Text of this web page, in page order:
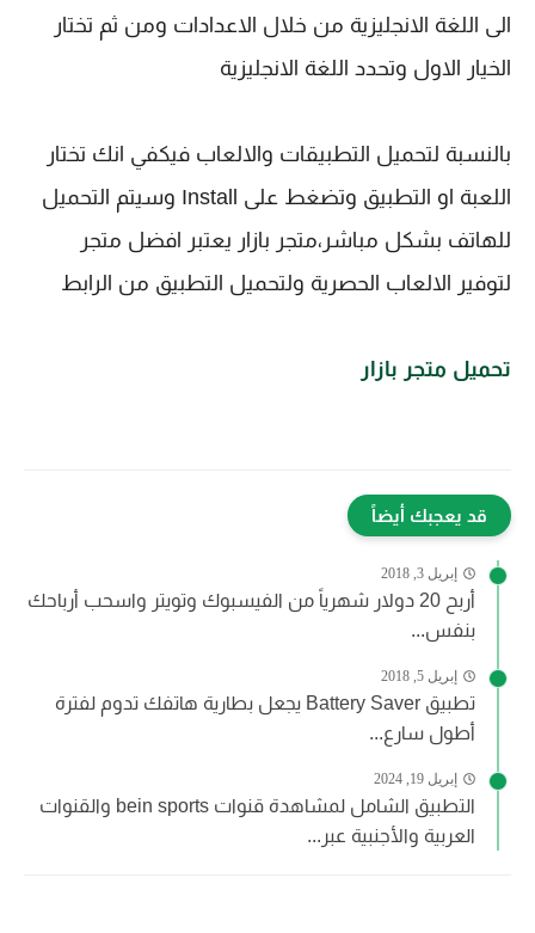
الخيار الاول وتحدد اللغة الانجليزية
للهاتف بشكل مباشر،
لتوفير الالعاب الحصرية ولتحميل التطبيق من الرابط
تحميل متجر بازار
قد يعجبك أيضاً
إبريل 3, 2018
أربح 20 دولار شهرياً من الفيسبوك وتويتر واسحب أرباحك
بنفس...
إبريل 5, 2018
تطبيق Battery Saver يجعل بطارية هاتفك تدوم لفترة
أطول سارع...
إبريل 19, 2024
التطبيق الشامل لمشاهدة قنوات bein sports والقنوات
العربية والأجنبية عبر...